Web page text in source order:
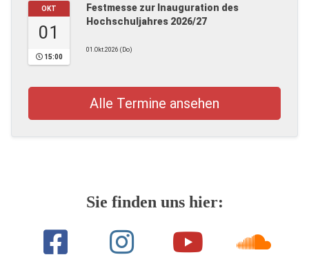
OKT
01
15:00
Festmesse zur Inauguration des
Hochschuljahres 2026/27
01.Okt.2026 (Do)
Alle Termine ansehen
Sie finden uns hier: